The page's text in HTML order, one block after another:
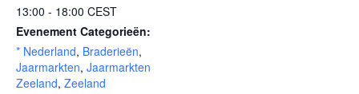
13:00 - 18:00 CEST
Evenement Categorieën:
* Nederland, Braderieën,
Jaarmarkten, Jaarmarkten
Zeeland, Zeeland